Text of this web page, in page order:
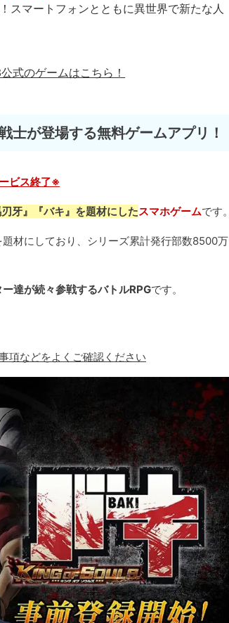
スマートフォンとともに異世界で新たな人
式のゲームはこちら！
が登場する無料ゲームアプリ！
ビス終了※
牙』『バキ』を題材にしたスマホゲームです。
材にしており、シリーズ累計発行部数8500万
達が続々参戦するバトルRPGです。
項などをよくご確認ください